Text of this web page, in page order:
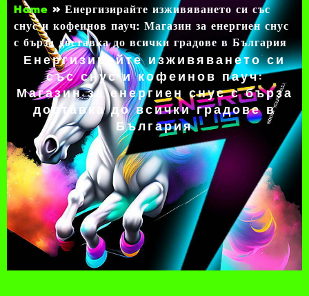
Home » Енергизирайте изживяването си със
снус и кофеинов пауч: Магазин за енергиен снус
с бърза доставка до всички градове в България
Енергизирайте изживяването си
със снус и кофеинов пауч:
Магазин за енергиен снус с бърза
доставка до всички градове в
България